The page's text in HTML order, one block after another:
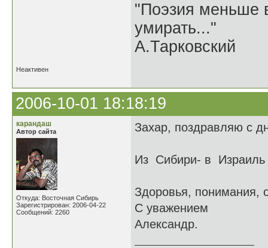
"Поэзия меньше
умирать..."
А.Тарковский
Неактивен
2006-10-01 18:18:19
карандаш
Автор сайта
Откуда: Восточная Сибирь
Зарегистрирован: 2006-04-22
Сообщений: 2260
Захар, поздравляю с
Из Сибири- в Израиль
Здоровья, понимания,
С уважением
Александр.